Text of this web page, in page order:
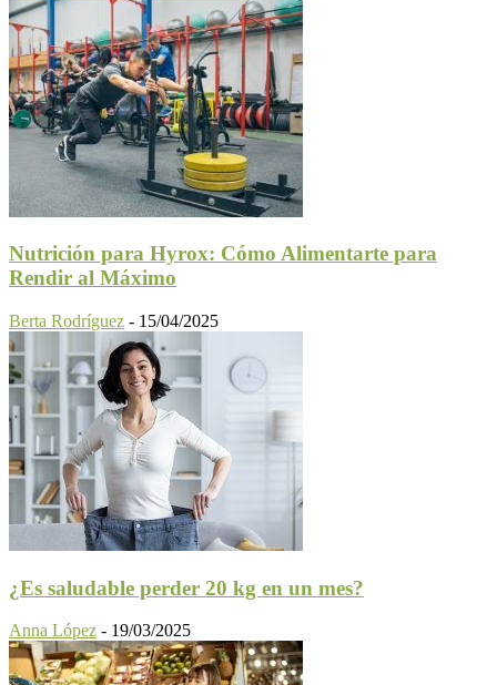
Nutrición para Hyrox: Cómo Alimentarte para
Rendir al Máximo
Berta Rodríguez - 15/04/2025
¿Es saludable perder 20 kg en un mes?
Anna López - 19/03/2025